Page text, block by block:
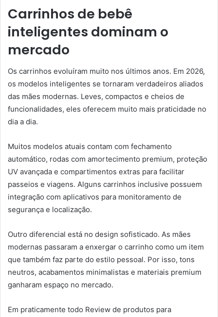
Carrinhos de bebê
inteligentes dominam o
mercado
Os carrinhos evoluíram muito nos últimos anos. Em 2026,
os modelos inteligentes se tornaram verdadeiros aliados
das mães modernas. Leves, compactos e cheios de
funcionalidades, eles oferecem muito mais praticidade no
dia a dia.
Muitos modelos atuais contam com fechamento
automático, rodas com amortecimento premium, proteção
UV avançada e compartimentos extras para facilitar
passeios e viagens. Alguns carrinhos inclusive possuem
integração com aplicativos para monitoramento de
segurança e localização.
Outro diferencial está no design sofisticado. As mães
modernas passaram a enxergar o carrinho como um item
que também faz parte do estilo pessoal. Por isso, tons
neutros, acabamentos minimalistas e materiais premium
ganharam espaço no mercado.
Em praticamente todo Review de produtos para